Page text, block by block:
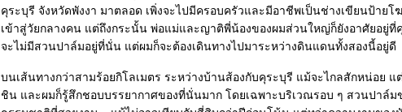
คุระบุรี จังหวัดพังงา มาตลอด เพิ่งจะไปมีครอบครัวและมีอาชีพเป็นช่างเขียนป้ายโ
เข้าสู่วัยกลางคน แต่ถึงกระนั้น พ่อแม่และญาติพี่น้องของผมส่วนใหญ่ก็ยังอาศัยอยู่ที่
จะไม่มีสวนปาล์มอยู่ที่นั่น แต่ผมก็จะต้องเดินทางไปมาระหว่างดินแดนทั้งสองนี้อยู่ดี
บนเส้นทางกว่าสามร้อยกิโลเมตร ระหว่างบ้านส้องกับคุระบุรี แม้จะไกลสักหน่อย
ชิน และผมก็รู้สึกชอบบรรยากาศของที่นั่นมาก โดยเฉพาะบริเวณรอบ ๆ สวนปาล์